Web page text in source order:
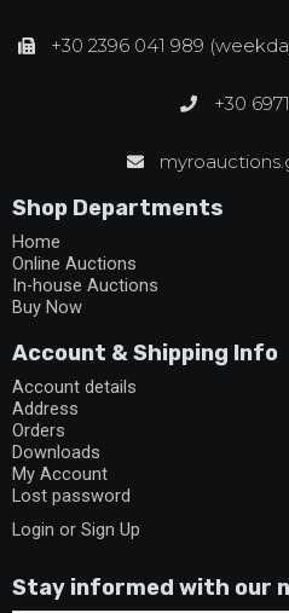
+30 2396 041 989
+30
Shop Departments
Home
Online Auctions
In-house Auctions
Buy Now
Account & Shipping Info
Account details
Address
Orders
Downloads
My Account
Lost password
Login or Sign Up
Stay informed with our